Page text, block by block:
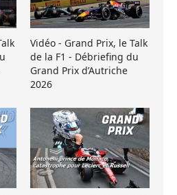
Vidéo - Grand Prix, le Talk
de la F1 - Débriefing du
Grand Prix d’Autriche
2026